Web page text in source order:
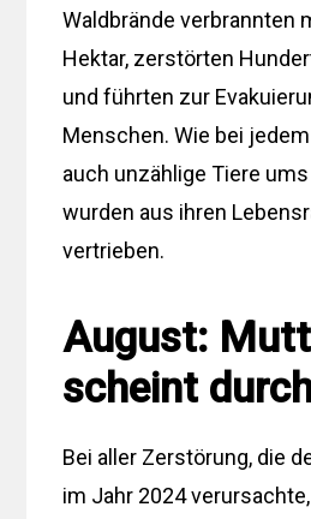
Waldbrände verbrannten
Hektar, zerstörten
und führten zur
Menschen. Wie bei
auch unzählige Tiere
wurden aus ihren
vertrieben.
August:
scheint
Bei aller Zerstörung, die
im Jahr 2024